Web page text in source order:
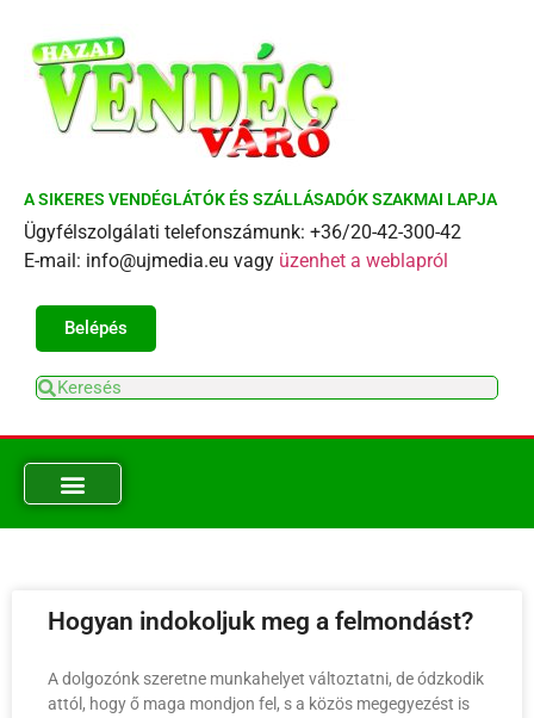
A SIKERES VENDÉGLÁTÓK ÉS SZÁLLÁSADÓK SZAKMAI LAPJA
Ügyfélszolgálati telefonszámunk: +36/20-42-300-42
E-mail: info@ujmedia.eu vagy üzenhet a weblapról
Belépés
Hogyan indokoljuk meg a felmondást?
A dolgozónk szeretne munkahelyet változtatni, de ódzkodik
attól, hogy ő maga mondjon fel, s a közös megegyezést is